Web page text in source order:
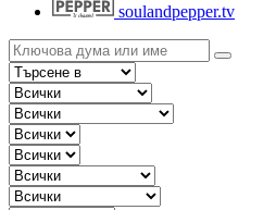
soulandpepper.tv